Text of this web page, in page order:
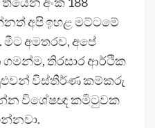
අපි ඉහළ මට්ටමේ
අමතරව, අපේ
තිරසාර ආර්ථික
විස්තීර්ණ කම්කරු
විශේෂඥ කමිටුවක